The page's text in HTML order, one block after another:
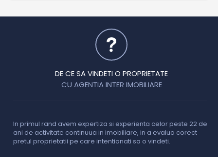
DE CE SA VINDETI O PROPRIETATE
CU AGENTIA INTER IMOBILIARE
In primul rand avem expertiza si experienta celor peste 22 de
ani de activitate continuua in imobiliare, in a evalua corect
pretul proprietatii pe care intentionati sa o vindeti.